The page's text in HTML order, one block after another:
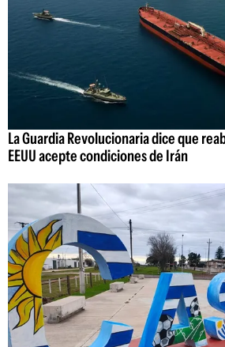
La Guardia Revolucionaria dice que
EEUU acepte condiciones de Irán